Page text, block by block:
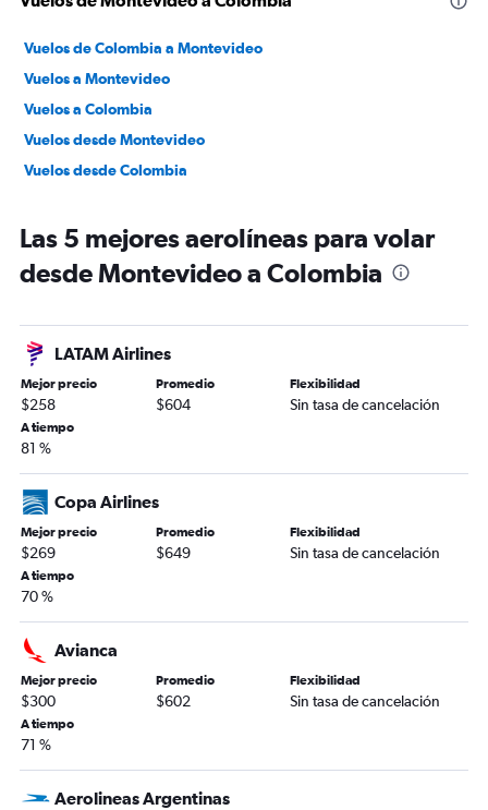
Vuelos de Colombia a Montevideo
Vuelos a Montevideo
Vuelos a Colombia
Vuelos desde Montevideo
Vuelos desde Colombia
Las 5 mejores aerolíneas para volar
desde Montevideo a Colombia
LATAM Airlines
Mejor precio
$258
Promedio
$604
Flexibilidad
Sin tasa de cancelación
A tiempo
81 %
Copa Airlines
Mejor precio
$269
Promedio
$649
Flexibilidad
Sin tasa de cancelación
A tiempo
70 %
Avianca
Mejor precio
$300
Promedio
$602
Flexibilidad
Sin tasa de cancelación
A tiempo
71 %
Aerolineas Argentinas